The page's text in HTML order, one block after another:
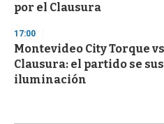
por el Clausura
17:00
Montevideo City Torque
Clausura: el partido se
iluminación